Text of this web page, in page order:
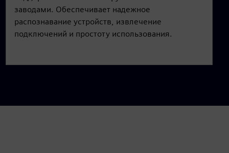
заводами. Обеспечивает надежное
распознавание устройств, извлечение
подключений и простоту использования.